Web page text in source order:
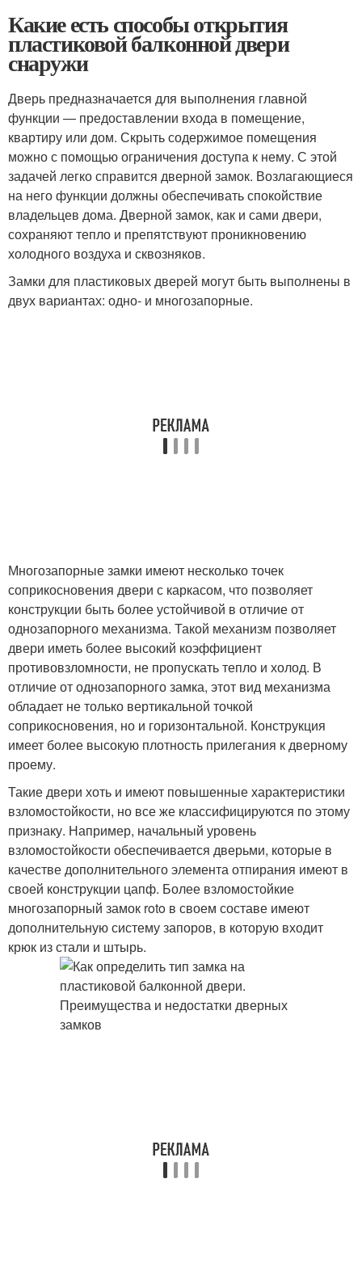
Какие есть способы открытия
пластиковой балконной двери
снаружи
Дверь предназначается для выполнения главной
функции — предоставлении входа в помещение,
квартиру или дом. Скрыть содержимое помещения
можно с помощью ограничения доступа к нему. С этой
задачей легко справится дверной замок. Возлагающиеся
на него функции должны обеспечивать спокойствие
владельцев дома. Дверной замок, как и сами двери,
сохраняют тепло и препятствуют проникновению
холодного воздуха и сквозняков.
Замки для пластиковых дверей могут быть выполнены в
двух вариантах: одно- и многозапорные.
Многозапорные замки имеют несколько точек
соприкосновения двери с каркасом, что позволяет
конструкции быть более устойчивой в отличие от
однозапорного механизма. Такой механизм позволяет
двери иметь более высокий коэффициент
противовзломности, не пропускать тепло и холод. В
отличие от однозапорного замка, этот вид механизма
обладает не только вертикальной точкой
соприкосновения, но и горизонтальной. Конструкция
имеет более высокую плотность прилегания к дверному
проему.
Такие двери хоть и имеют повышенные характеристики
взломостойкости, но все же классифицируются по этому
признаку. Например, начальный уровень
взломостойкости обеспечивается дверьми, которые в
качестве дополнительного элемента отпирания имеют в
своей конструкции цапф. Более взломостойкие
многозапорный замок roto в своем составе имеют
дополнительную систему запоров, в которую входит
крюк из стали и штырь.